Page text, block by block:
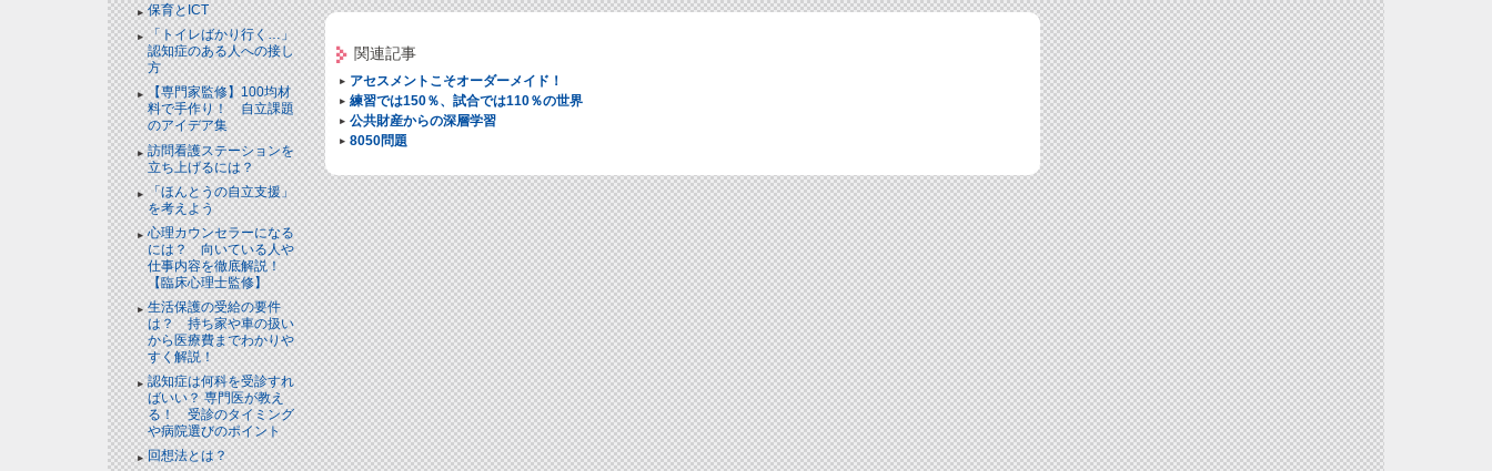
保育とICT
「トイレばかり行く…」
認知症のある人への接し
方
【専門家監修】100均材
料で手作り！ 自立課題
のアイデア集
訪問看護ステーションを
立ち上げるには？
「ほんとうの自立支援」
を考えよう
心理カウンセラーになる
には？ 向いている人や
仕事内容を徹底解説！
【臨床心理士監修】
生活保護の受給の要件
は？ 持ち家や車の扱い
から医療費までわかりや
すく解説！
認知症は何科を受診すれ
ばいい？ 専門医が教え
る！ 受診のタイミング
や病院選びのポイント
回想法とは？
関連記事
アセスメントこそオーダーメイド！
練習では150％、試合では110％の世界
公共財産からの深層学習
8050問題